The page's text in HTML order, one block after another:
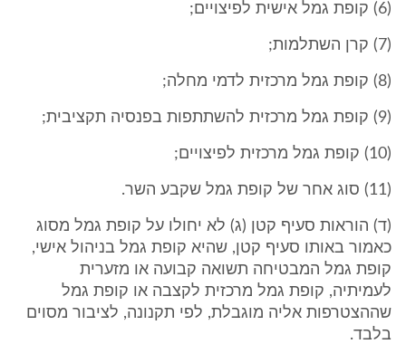
(6) קופת גמל אישית לפיצויים;
(7) קרן השתלמות;
(8) קופת גמל מרכזית לדמי מחלה;
(9) קופת גמל מרכזית להשתתפות בפנסיה תקציבית;
(10) קופת גמל מרכזית לפיצויים;
(11) סוג אחר של קופת גמל שקבע השר.
(ד) הוראות סעיף קטן (ג) לא יחולו על קופת גמל מסוג
כאמור באותו סעיף קטן, שהיא קופת גמל בניהול אישי,
קופת גמל המבטיחה תשואה קבועה או מזערית
לעמיתיה, קופת גמל מרכזית לקצבה או קופת גמל
שההצטרפות אליה מוגבלת, לפי תקנונה, לציבור מסוים
בלבד.